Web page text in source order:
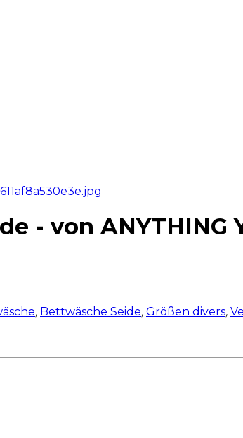
- von ANYTHING
, Bettwäsche Seide, Größen divers,